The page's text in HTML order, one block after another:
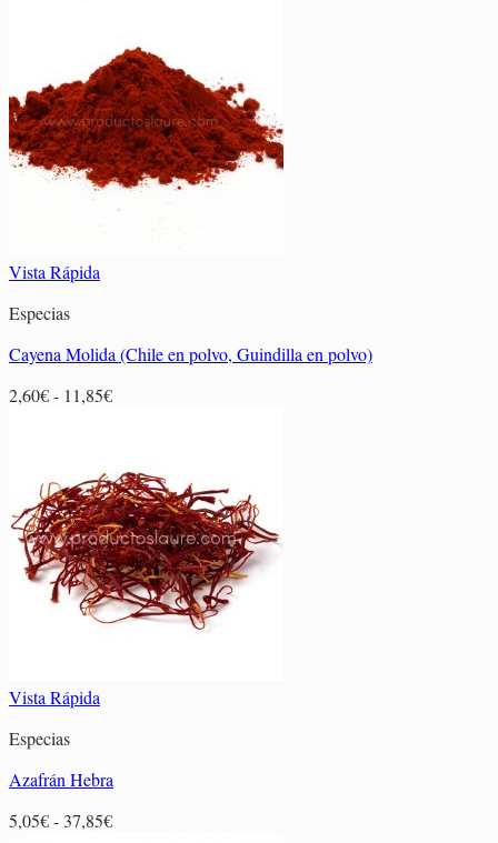
Vista Rápida
Especias
Cayena Molida (Chile en polvo, Guindilla en polvo)
2,60€- 11,85€Rango
2,60€
hasta
11,85€
Vista Rápida
Especias
Azafrán Hebra
5,05€- 37,85€Rango